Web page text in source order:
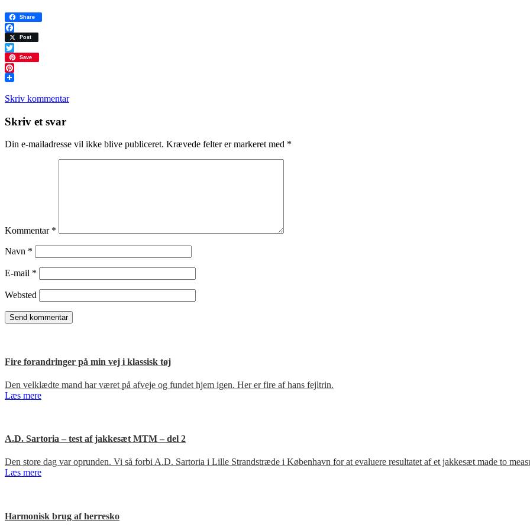
Share
Facebook
Post
Twitter
Save
Pinterest
Skriv kommentar
Læserinteraktioner
Skriv et svar
Din e-mailadresse vil ikke blive publiceret. Krævede felter er markeret med *
Kommentar *
Navn *
E-mail *
Websted
Fire forandringer på min vej i klassisk tøj
Den velklædte mand har været på afveje og fundet hjem igen. Her er fire af hans fejltrin.
Læs mere
A.D. Sartoria – test af jakkesæt MTM – del 2
Den store dag var oprunden. Vi så forbi A.D. Sartoria i Lille Strandstræde i København for at evaluere resultatet af et jakkesæt made to
Læs mere
Harmonisk brug af herresko